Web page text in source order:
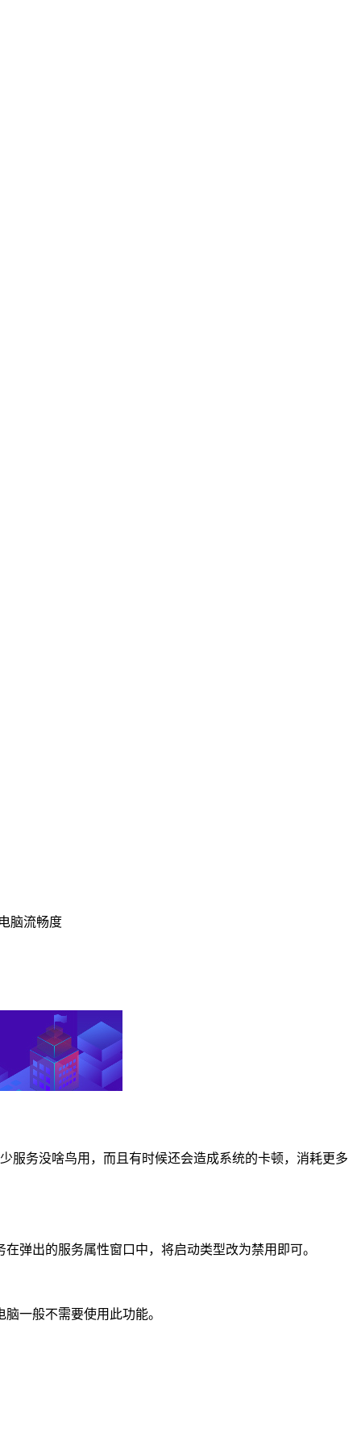
脑流畅度
服务没啥鸟用，而且有时候还会造成系统的卡顿，消耗更多
弹出的服务属性窗口中，将启动类型改为禁用即可。
一般不需要使用此功能。